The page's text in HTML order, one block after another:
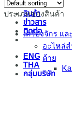
เกี่ยวกับเรา
สินค้า
ข่าวสาร
ติดต่อ
ENG
THA
กลุ่มบริษัท
ประเภทของสินค้า
เครื่องจักร แ
อะไหล่ส
ด้าย